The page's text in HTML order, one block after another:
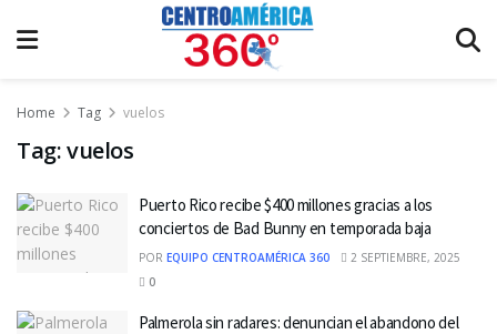
Home Tag vuelos
Tag:vuelos
Puerto Rico recibe $400 millones gracias a los
conciertos de Bad Bunny en temporada baja
POR EQUIPO CENTROAMÉRICA 360
2 SEPTIEMBRE, 2025
0
Palmerola sin radares: denuncian el abandono del